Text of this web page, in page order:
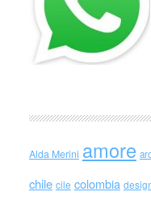
Alda Merini amore
chile cile colombia